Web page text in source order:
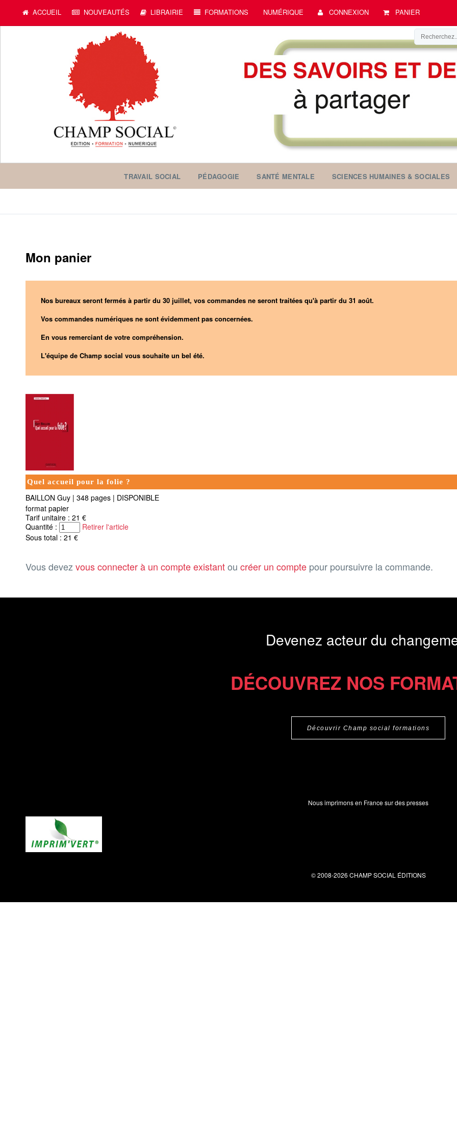
ACCUEIL NOUVEAUTÉS LIBRAIRIE FORMATIONS NUMÉRIQUE CONNEXION PANIER
TRAVAIL SOCIAL PÉDAGOGIE SANTÉ MENTALE SCIENCES HUMAINES & SOCIALES
Mon panier
Nos bureaux seront fermés à partir du 30 juillet, vos commandes ne seront traitées qu'à partir du 31 août.
Vos commandes numériques ne sont évidemment pas concernées.
En vous remerciant de votre compréhension.
L'équipe de Champ social vous souhaite un bel été.
Quel accueil pour la folie ?
BAILLON Guy | 348 pages | DISPONIBLE
format papier
Tarif unitaire : 21 €
Quantité :
Retirer l'article
Sous total : 21 €
Vous devezvous connecter à un compte existantou créer un compte pour poursuivre la commande.
Devenez acteur du
DÉCOUVREZ NOS
Découvrir Champ social formations
Nous imprimons en France sur des presses
© 2008-2026 CHAMP SOCIAL ÉDITIONS